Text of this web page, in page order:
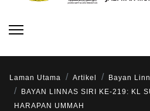
Laman Utama Artikel
Bayan
BAYAN LINNAS SIRI KE-219: KL
HARAPAN UMMAH